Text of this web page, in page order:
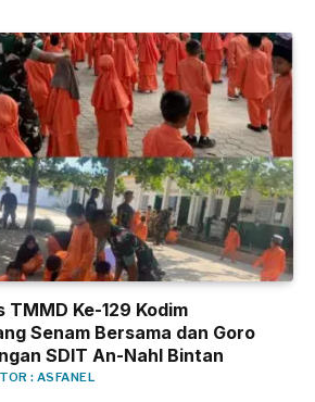
Ke-129 Kodim
Senam Bersama dan Goro
SDIT An-Nahl Bintan
: ASFANEL